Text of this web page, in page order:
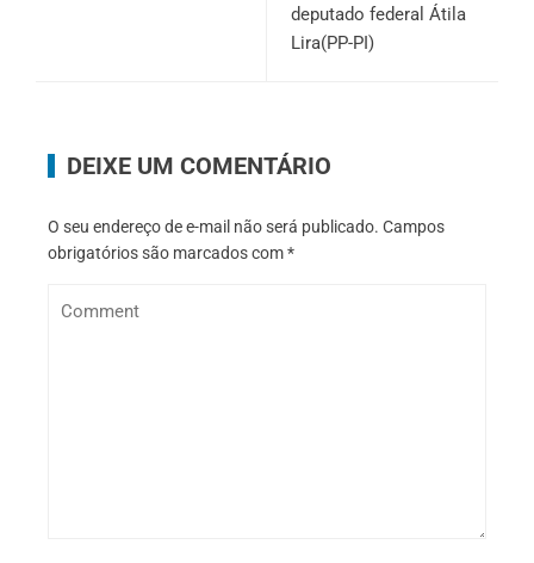
deputado federal Átila
Lira(PP-PI)
DEIXE UM COMENTÁRIO
O seu endereço de e-mail não será publicado. Campos
obrigatórios são marcados com*